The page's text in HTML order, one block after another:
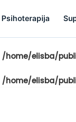
Psihoterapija
/home/elisba/
/home/elisba/